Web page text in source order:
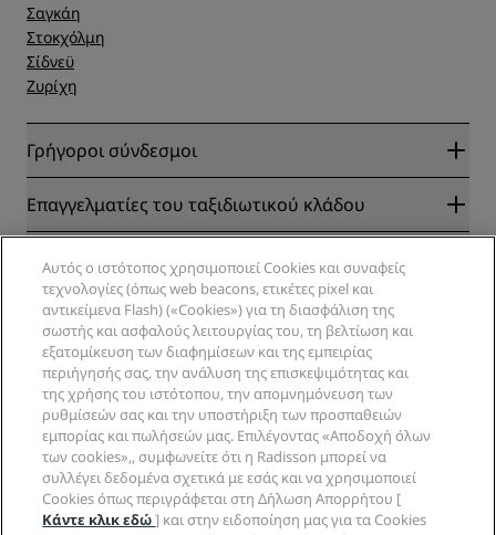
Σαγκάη
Στοκχόλμη
Σίδνεϋ
Ζυρίχη
Γρήγοροι σύνδεσμοι
Radisson Rewards
Προορισμοί
Νέα και επερχόμενα ξενοδοχεία
Εφαρμογή Radisson Hotels
Ξενοδοχεία εγκεκριμένα για αθλήματα
Οικογενειακά ξενοδοχεία
Υγεία και ασφάλεια
Επαγγελματίες του ταξιδιωτικού κλάδου
Ταξιδιωτικά πρακτορεία
Εταιρικά
Radisson Hotel Group
Μέσα κοινωνικής δικτύωσης
Σταδιοδρομίες RHG
Σταδιοδρομίες PPHE
Σταδιοδρομίες EHL
The Club by RHG
Επιχειρηματική ανάπτυξη
Εταιρική Υπευθυνότητα
Προμήθειες
Νομικές πληροφορίες
Κέντρο απορρήτου
Ανακοίνωση νομικού περιεχομένου
Όροι και προϋποθέσεις Radisson Rewards
Συμφωνητικό χρήσης ιστότοπου
Ψηφιακή προσβασιμότητα
Δήλωση για τη σύγχρονη δουλεία
Βοήθεια
Ειδοποιήσεις καταναλωτών
Επικοινωνία
Συχνές ερωτήσεις
Χάρτης ιστότοπου
Κοινωνικά δίκτυα
Επωνυμίες Radisson Hotels
Αυτός ο ιστότοπος χρησιμοποιεί Cookies και συναφείς
τεχνολογίες (όπως web beacons, ετικέτες pixel και
αντικείμενα Flash) («Cookies») για τη διασφάλιση της
σωστής και ασφαλούς λειτουργίας του, τη βελτίωση και
εξατομίκευση των διαφημίσεων και της εμπειρίας
περιήγησής σας, την ανάλυση της επισκεψιμότητας και
της χρήσης του ιστότοπου, την απομνημόνευση των
ρυθμίσεών σας και την υποστήριξη των προσπαθειών
εμπορίας και πωλήσεών μας. Επιλέγοντας «Αποδοχή όλων
των cookies»,, συμφωνείτε ότι η Radisson μπορεί να
συλλέγει δεδομένα σχετικά με εσάς και να χρησιμοποιεί
Cookies όπως περιγράφεται στη Δήλωση Απορρήτου [
Κάντε κλικ εδώ] και στην ειδοποίηση μας για τα Cookies